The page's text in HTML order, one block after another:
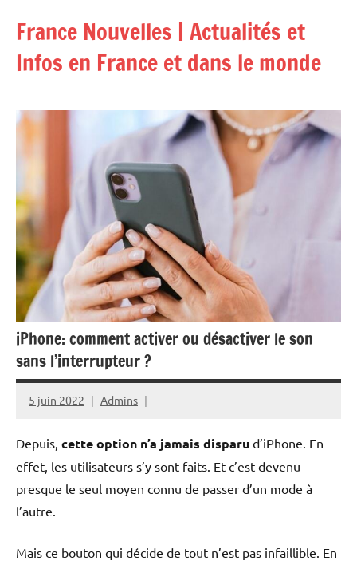
contenu
France Nouvelles | Actualités et
Infos en France et dans le monde
iPhone: comment activer ou désactiver le son
sans l’interrupteur ?
5 juin 2022 Admins
Depuis, cette option n’a jamais disparu d’iPhone. En
effet, les utilisateurs s’y sont faits. Et c’est devenu
presque le seul moyen connu de passer d’un mode à
l’autre.
Mais ce bouton qui décide de tout n’est pas infaillible. En